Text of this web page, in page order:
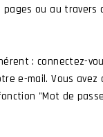
ou au travers
: connectez-
e-mail. Vous
"Mot de